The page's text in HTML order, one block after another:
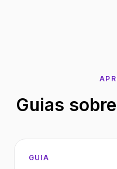
Guias
GUIA